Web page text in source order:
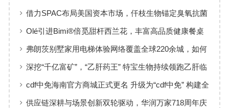
工薪族借钱选择指南
借力SPAC布局美国资本市场，仟枝生物锚定臭氧抗菌
黄金赛道
Olé引进Bimi®倍觅甜杆西兰花，丰富高品质健康餐桌
新选择
弗朗茨别墅家用电梯体验网络覆盖全球220余城，如何
实现高效服务响应
深挖“千亿富矿”，“乙肝药王” 特宝生物持续领跑乙肝临
床治愈
cdf中免海南官方商城正式更名 升级为“cdf中免” 构建全
场景购物生态
供应链深耕与场景创新双轮驱动，华润万家718周年庆